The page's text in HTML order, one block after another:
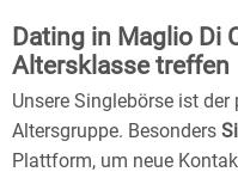
Dating in Maglio Di
Altersklasse treffen
Unsere Singlebörse ist
Altersgruppe. Besonders
Plattform, um neue